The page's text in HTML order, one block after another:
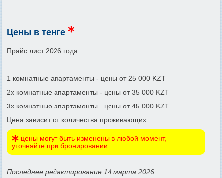
Цены в тенге
Прайс лист 2026 года
1 комнатные апартаменты - цены от 25 000 KZT
2х комнатные апартаменты - цены от 35 000 KZT
3х комнатные апартаменты - цены от 45 000 KZT
Цена зависит от количества проживающих
цены могут быть изменены в любой момент,
уточняйте при бронировании
Последнее редактирование 14 марта 2026